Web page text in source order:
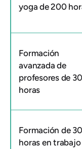
yoga de 200
Formación
avanzada de
profesores de
horas
Formación de
horas en trabajo